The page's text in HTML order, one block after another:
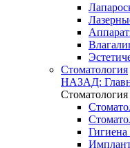
Стоматология
НАЗАД:
Стоматология
Гигиена